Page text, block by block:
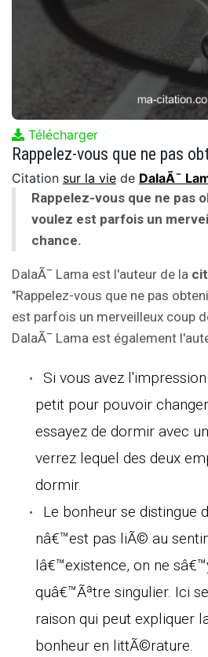
Télécharger
Citation sur la vie de DalaÃ¯
Rappelez-vous que ne pas
voulez est parfois un
chance.
DalaÃ¯ Lama est l'auteur de la
"Rappelez-vous que ne pas
est parfois un merveilleux coup
DalaÃ¯ Lama est également
Si vous avez
petit pour pouvoir
essayez de dormir avec
verrez lequel des deux
dormir.
Le bonheur se distingue
nâ€™est pas liÃ© au
lâ€™existence, on ne
quâ€™Ãªtre singulier. Ici
raison qui peut expliquer
bonheur en littÃ©rature.